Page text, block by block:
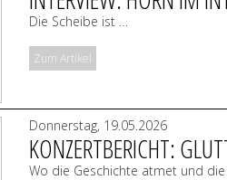
Die Scheibe ist …
Zum Artikel
Donnerstag, 19.05.2026
KONZERTBERICHT:
Wo die Geschichte atmet und